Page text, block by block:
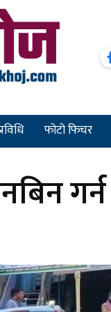
फोटो फिचर
गर्न